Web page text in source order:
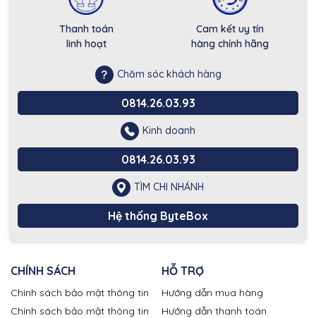
Thanh toán
linh hoạt
Cam kết uy tín
hàng chính hãng
Chăm sóc khách hàng
0814.26.03.93
Kinh doanh
0814.26.03.93
TÌM CHI NHÁNH
Hệ thống ByteBox
CHÍNH SÁCH
Chính sách bảo mật thông tin
Chính sách bảo mật thông tin
HỖ TRỢ
Hướng dẫn mua hàng
Hướng dẫn thanh toán